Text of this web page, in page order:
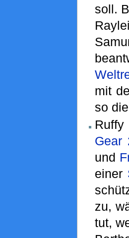
soll.
mit
so
Gear
und
einer
zu,
tut,